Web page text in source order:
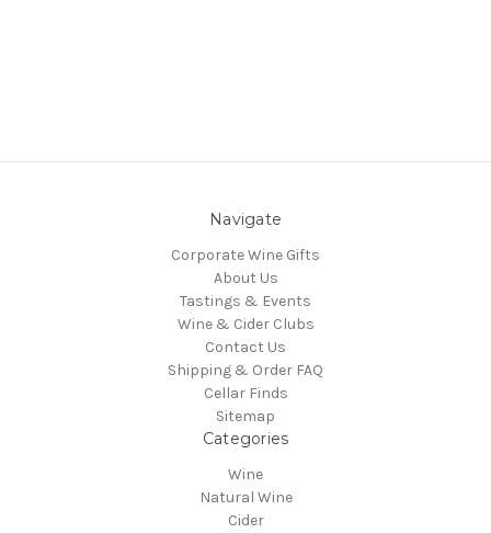
Navigate
Corporate Wine Gifts
About Us
Tastings & Events
Wine & Cider Clubs
Contact Us
Shipping & Order FAQ
Cellar Finds
Sitemap
Categories
Wine
Natural Wine
Cider